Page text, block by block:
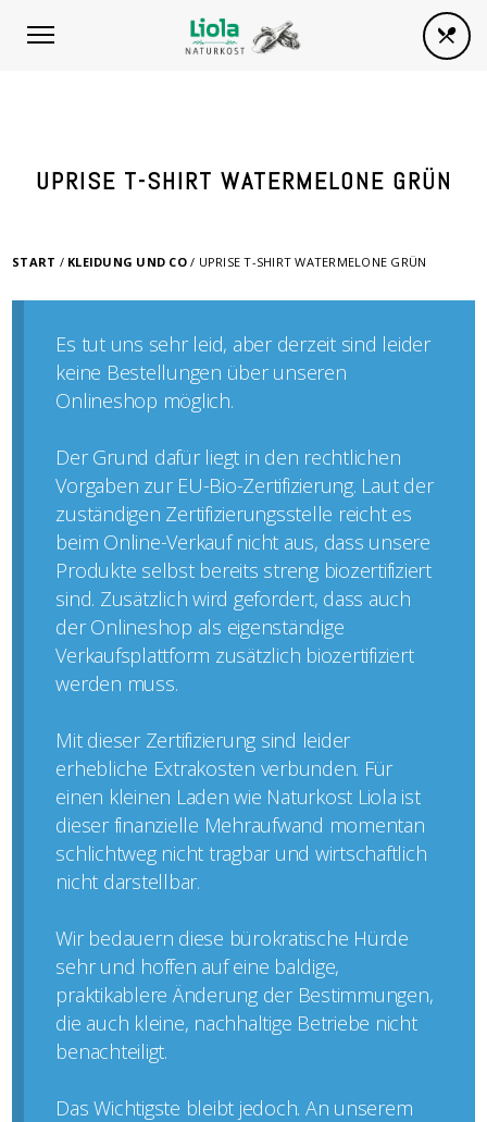
UPRISE T-SHIRT WATERMELONE GRÜN
START / KLEIDUNG UND CO/ UPRISE T-SHIRT WATERMELONE GRÜN
Es tut uns sehr leid, aber derzeit sind leider
keine Bestellungen über unseren
Onlineshop möglich.
Der Grund dafür liegt in den rechtlichen
Vorgaben zur EU-Bio-Zertifizierung. Laut der
zuständigen Zertifizierungsstelle reicht es
beim Online-Verkauf nicht aus, dass unsere
Produkte selbst bereits streng biozertifiziert
sind. Zusätzlich wird gefordert, dass auch
der Onlineshop als eigenständige
Verkaufsplattform zusätzlich biozertifiziert
werden muss.
Mit dieser Zertifizierung sind leider
erhebliche Extrakosten verbunden. Für
einen kleinen Laden wie Naturkost Liola ist
dieser finanzielle Mehraufwand momentan
schlichtweg nicht tragbar und wirtschaftlich
nicht darstellbar.
Wir bedauern diese bürokratische Hürde
sehr und hoffen auf eine baldige,
praktikablere Änderung der Bestimmungen,
die auch kleine, nachhaltige Betriebe nicht
benachteiligt.
Das Wichtigste bleibt jedoch. An unserem